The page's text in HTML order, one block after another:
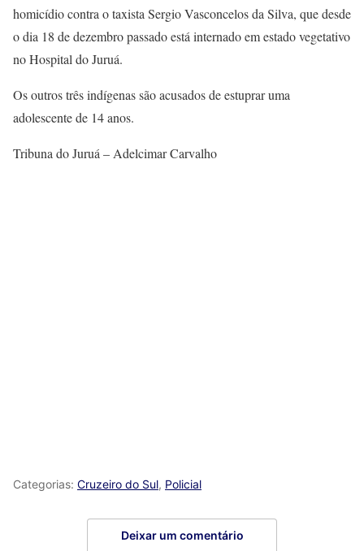
homicídio contra o taxista Sergio Vasconcelos da Silva, que desde
o dia 18 de dezembro passado está internado em estado vegetativo
no Hospital do Juruá.
Os outros três indígenas são acusados de estuprar uma
adolescente de 14 anos.
Tribuna do Juruá – Adelcimar Carvalho
Categorias: Cruzeiro do Sul, Policial
Deixar um comentário